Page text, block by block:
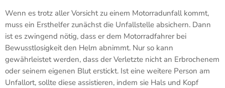
Wenn es trotz aller Vorsicht zu einem Motorradunfall kommt,
muss ein Ersthelfer zunächst die Unfallstelle absichern. Dann
ist es zwingend nötig, dass er dem Motorradfahrer bei
Bewusstlosigkeit den Helm abnimmt. Nur so kann
gewährleistet werden, dass der Verletzte nicht an Erbrochenem
oder seinem eigenen Blut erstickt. Ist eine weitere Person am
Unfallort, sollte diese assistieren, indem sie Hals und Kopf